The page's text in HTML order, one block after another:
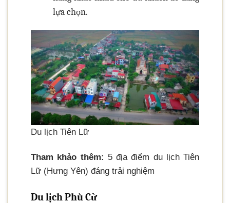
lựa chọn.
Du lịch Tiên Lữ
Tham khảo thêm: 5 địa điểm du lịch Tiên
Lữ (Hưng Yên) đáng trải nghiệm
Du lịch Phù Cừ